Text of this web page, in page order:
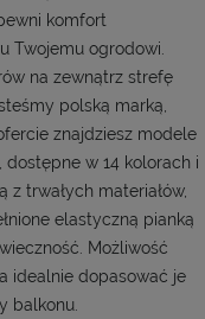
komfort
Twojemu ogrodowi.
na zewnątrz strefę
polską marką,
znajdziesz modele
w 14 kolorach i
trwałych materiałów,
elastyczną pianką
Możliwość
idealnie dopasować je
balkonu.